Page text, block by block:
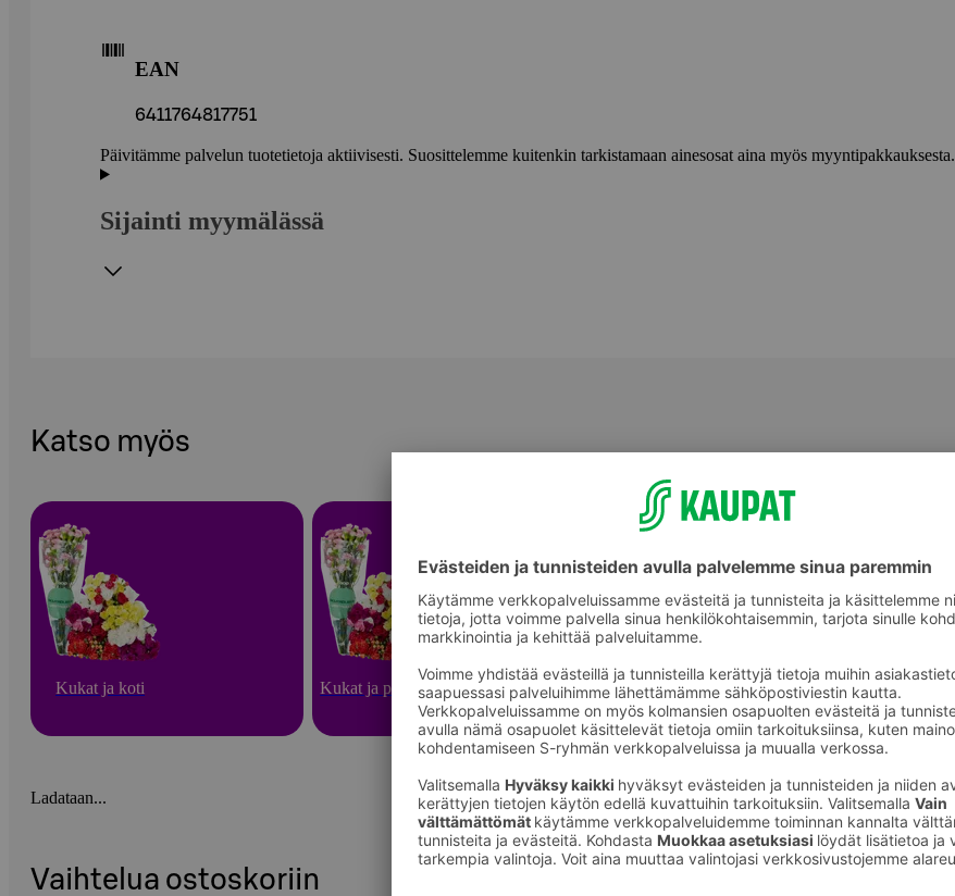
EAN
6411764817751
Päivitämme palvelun tuotetietoja aktiivisesti. Suosittelemme kuitenkin tarkistamaan ainesosat aina myös myyntipakkauksesta.
Sijainti myymälässä
Katso myös
Kukat ja koti Kukat ja puutarha Kukkaruukut
Ladataan...
Vaihtelua ostoskoriin